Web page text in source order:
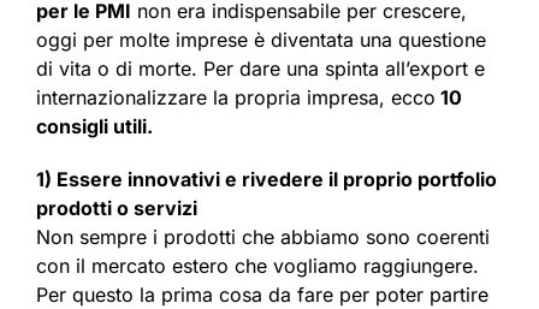
per le PMI non era indispensabile per crescere,
oggi per molte imprese è diventata una questione
di vita o di morte. Per dare una spinta all’export e
internazionalizzare la propria impresa, ecco 10
consigli utili.
1) Essere innovativi e rivedere il proprio portfolio
prodotti o servizi
Non sempre i prodotti che abbiamo sono coerenti
con il mercato estero che vogliamo raggiungere.
Per questo la prima cosa da fare per poter partire